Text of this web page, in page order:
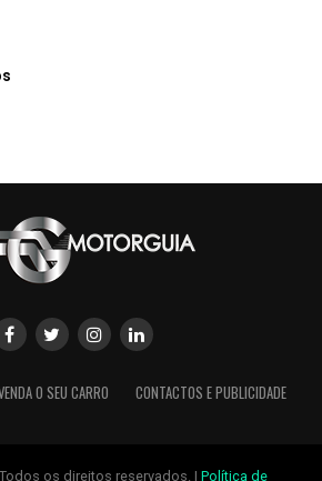
O SEU CARRO CONTACTOS E PUBLICIDADE
os direitos reservados. | Política de